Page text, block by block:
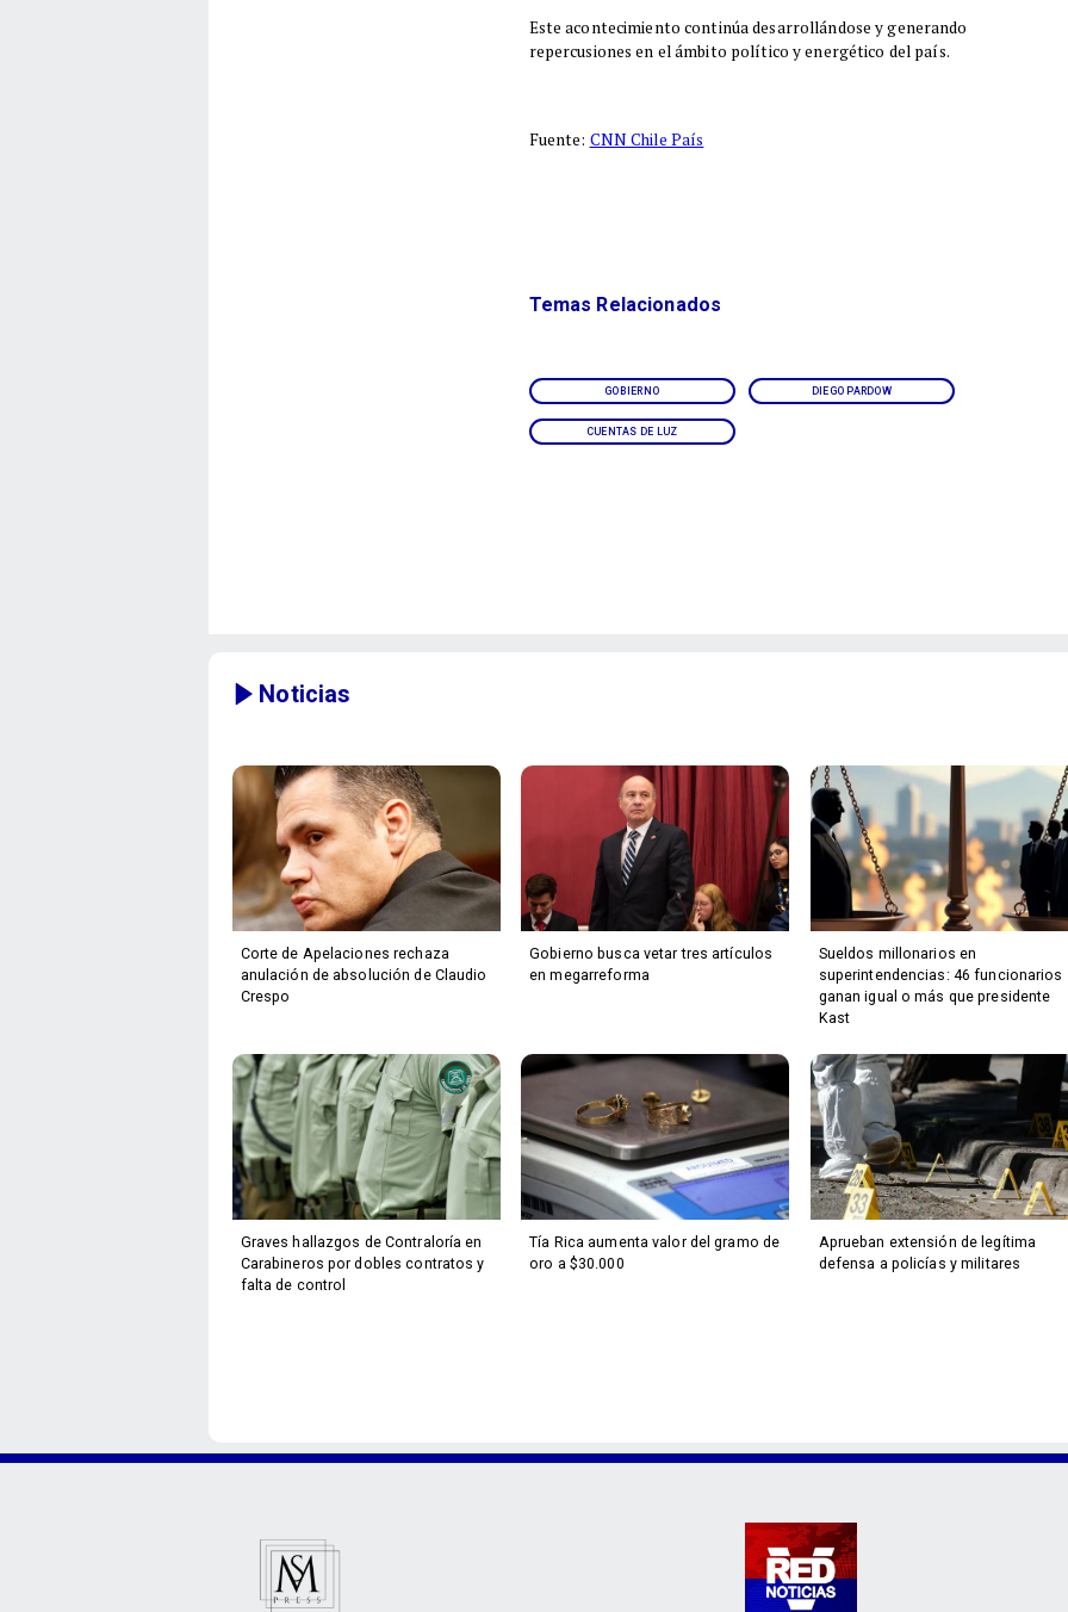
Este acontecimiento continúa desarrollándose y generando
repercusiones en el ámbito político y energético del país.
Fuente: CNN Chile País
GOBIERNO DIEGO PARDOW
CUENTAS DE LUZ
Temas Relacionados
Noticias
Corte de Apelaciones rechaza
anulación de absolución de Claudio
Crespo
Gobierno busca vetar tres artículos
en megarreforma
Sueldos millonarios en
superintendencias: 46 funcionarios
ganan igual o más que presidente
Kast
Graves hallazgos de Contraloría en
Carabineros por dobles contratos y
falta de control
Tía Rica aumenta valor del gramo de
oro a $30.000
Aprueban extensión de legítima
defensa a policías y militares